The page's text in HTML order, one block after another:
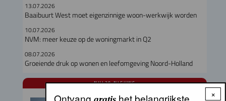
13.07.2026
Baaibuurt West moet eigenzinnige woon-werkwijk worden
10.07.2026
NVM: meer keuze op de woningmarkt in Q2
08.07.2026
Groeiende druk op wonen en leefomgeving Noord-Holland
NUL20 NIEUWS
×
Ontvang
het belangrijkste